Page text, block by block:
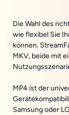
Die Wahl des
wie flexibel Sie
können.
MKV, beide mit
MP4 ist der
Samsung oder